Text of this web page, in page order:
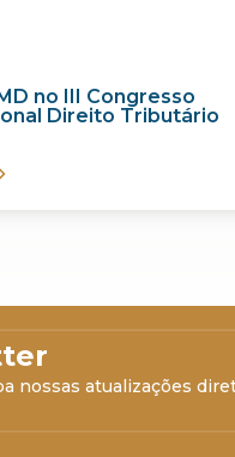
no III Congresso
Direito Tributário
nossas atualizações